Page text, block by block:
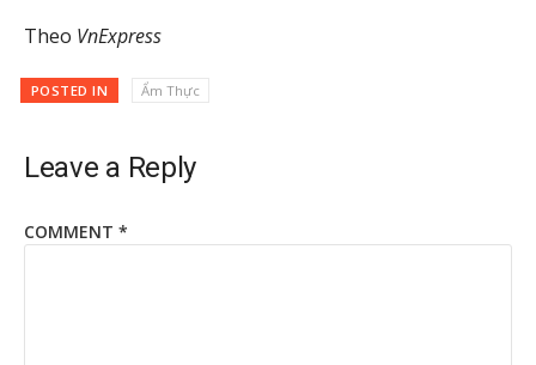
Theo VnExpress
POSTED IN Ẩm Thực
Leave a Reply
COMMENT *